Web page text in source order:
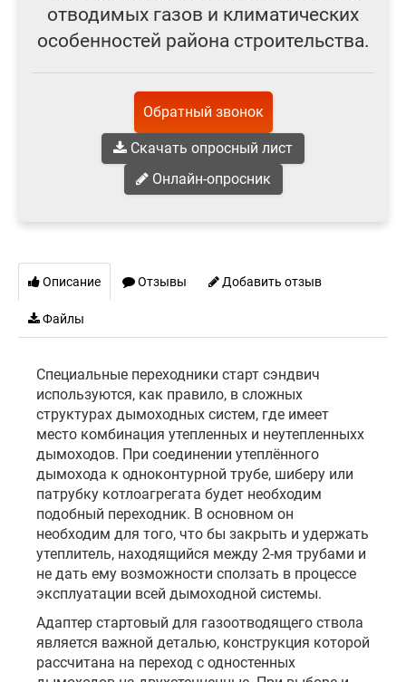
отводимых газов и климатических
особенностей района строительства.
Обратный звонок
Скачать опросный лист
Онлайн-опросник
Описание Отзывы Добавить отзыв
Файлы
Специальные переходники старт сэндвич
используются, как правило, в сложных
структурах дымоходных систем, где имеет
место комбинация утепленных и неутепленныхх
дымоходов. При соединении утеплённого
дымохода к одноконтурной трубе, шиберу или
патрубку котлоагрегата будет необходим
подобный переходник. В основном он
необходим для того, что бы закрыть и удержать
утеплитель, находящийся между 2-мя трубами и
не дать ему возможности сползать в процессе
эксплуатации всей дымоходной системы.
Адаптер стартовый для газоотводящего ствола
является важной деталью, конструкция которой
рассчитана на переход с одностенных